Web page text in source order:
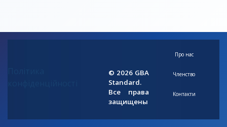
© 2026 GBA
Standard.
Все права
защищены
Про нас
Членство
Контакти